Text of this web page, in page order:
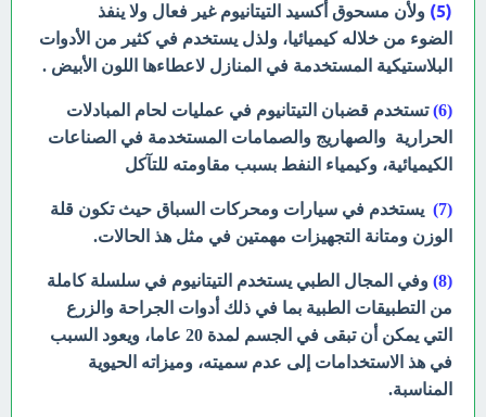
(5)
ولأن مسحوق أكسيد التيتانيوم غير فعال ولا ينفذ
الضوء من خلاله كيميائيا، ولذل يستخدم في كثير من الأدوات
البلاستيكية المستخدمة في المنازل لاعطاءها اللون الأبيض .
(6)
تستخدم قضبان التيتانيوم في عمليات لحام المبادلات
الحرارية والصهاريج والصمامات المستخدمة في الصناعات
الكيميائية، وكيمياء النفط بسبب مقاومته للتآكل
(7)
يستخدم في سيارات ومحركات السباق حيث تكون قلة
الوزن ومتانة التجهيزات مهمتين في مثل هذ الحالات.
(8)
وفي المجال الطبي يستخدم التيتانيوم في سلسلة كاملة
من التطبيقات الطبية بما في ذلك أدوات الجراحة والزرع
التي يمكن أن تبقى في الجسم لمدة 20 عاما، ويعود السبب
في هذ الاستخدامات إلى عدم سميته، وميزاته الحيوية
المناسبة.